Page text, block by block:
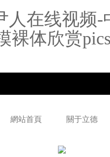
在线视频
裸体欣赏
網站首頁 關于立德